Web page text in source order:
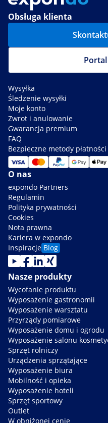
Obsługa klienta
Wysyłka
Śledzenie wysyłki
Moje konto
Zwrot i anulowanie
Gwarancja premium
FAQ
Bezpieczne metody płatności
O nas
expondo Partners
Regulamin
Polityka prywatności
Cookies
Nota prawna
Kariera w expondo
Inspiracje Blog
Nasze produkty
Wycofanie produktu
Wyposażenie gastronomii
Wyposażenie warsztatu
Przyrządy pomiarowe
Wyposażenie domu i ogrodu
Wyposażenie salonu
Sprzęt rolniczy
Urządzenia sprzątające
Wyposażenie biura
Mobilność i opieka
Wyposażenie hoteli
Sprzęt sportowy
Outlet
W obniżonej cenie